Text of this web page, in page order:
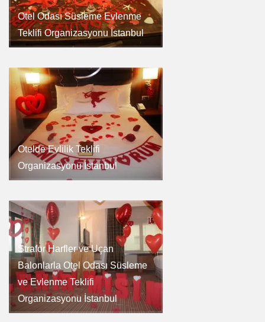
Otel Odası Süsleme Evlenme
Teklifi Organizasyonu İstanbul
Otelde Evlilik Teklifi
Organizasyonu İstanbul
Strafor Harfler ve Uçan
Balonlarla Otel Odası Süsleme
ve Evlenme Teklifi
Organizasyonu İstanbul